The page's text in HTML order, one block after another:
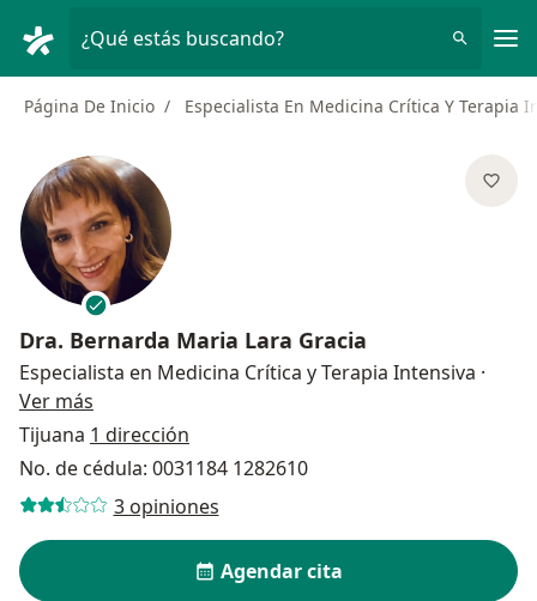
¿Qué estás buscando?
Página De Inicio Especialista En Medicina Crítica Y Terapia
Dra. Bernarda Maria Lara Gracia
Especialista en Medicina Crítica y Terapia Intensiva ·
Ver más
Tijuana 1 dirección
No. de cédula: 0031184 1282610
3 opiniones
Agendar cita